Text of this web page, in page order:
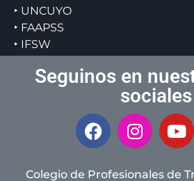
‣ UNCUYO
‣ FAAPSS
‣ IFSW
Seguinos en
sociales
Colegio de Profesionales de